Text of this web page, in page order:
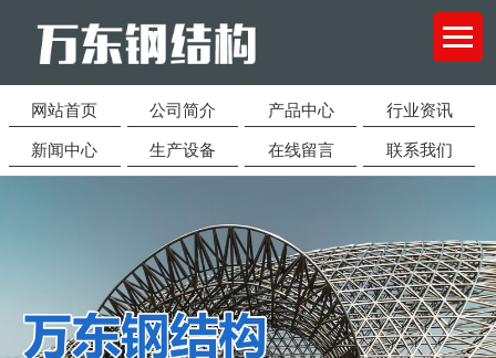
网站首页 公司简介 产品中心 行业资讯
新闻中心 生产设备 在线留言 联系我们